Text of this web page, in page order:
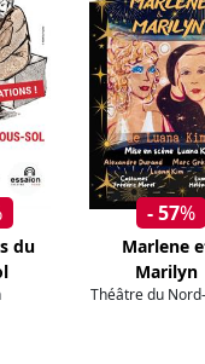
du
- 57%
Marlene
Marilyn
Théâtre du